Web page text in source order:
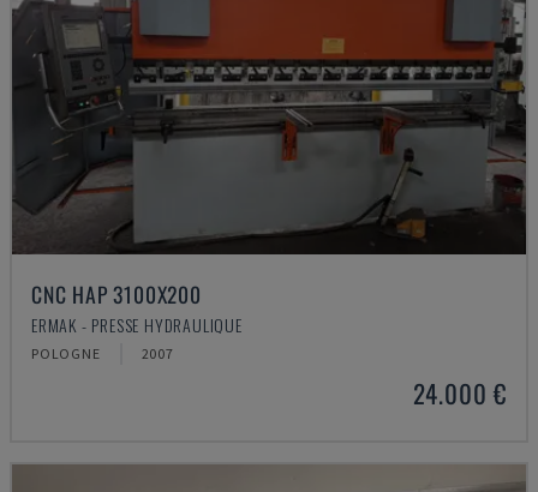
CNC HAP 3100X200
ERMAK - PRESSE HYDRAULIQUE
POLOGNE 2007
24.000 €